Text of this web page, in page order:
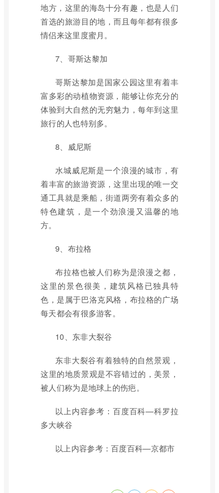
地方，这里的海岛十分有趣，也是人们
首选的旅游目的地，而且每年都有很多
情侣来这里度蜜月。
7、哥斯达黎加
哥斯达黎加是国家公园这里有着丰
富多彩的动植物资源，能够让你充分的
体验到大自然的无穷魅力，每年到这里
旅行的人也特别多。
8、威尼斯
水城威尼斯是一个浪漫的城市，有
着丰富的旅游资源，这里出现的唯一交
通工具就是乘船，街道两旁有着众多的
特色建筑，是一个劲浪漫又温馨的地
方。
9、布拉格
布拉格也被人们称为是浪漫之都，
这里的景色很美，建筑风格已独具特
色，是属于巴洛克风格，布拉格的广场
每天都会有很多游客。
10、东非大裂谷
东非大裂谷有着独特的自然景观，
这里的地质景观是不容错过的，美景，
被人们称为是地球上的伤疤。
以上内容参考：百度百科—科罗拉
多大峡谷
以上内容参考：百度百科—京都市